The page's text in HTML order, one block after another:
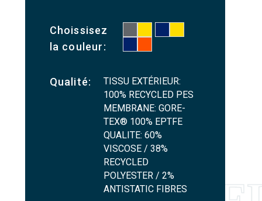
Choissisez
la couleur:
Qualité:
TISSU EXTÉRIEUR:
100% RECYCLED PES
MEMBRANE: GORE-
TEX® 100% EPTFE
QUALITE: 60%
VISCOSE / 38%
RECYCLED
POLYESTER / 2%
ANTISTATIC FIBRES